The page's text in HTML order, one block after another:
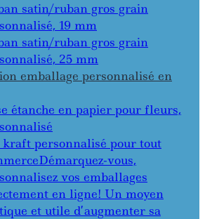
satin/ruban gros grain
19 mm
satin/ruban gros grain
25 mm
emballage personnalisé en
étanche en papier pour fleurs,
kraft personnalisé pour tout
Démarquez-vous,
vos emballages
en ligne! Un moyen
et utile d’augmenter sa